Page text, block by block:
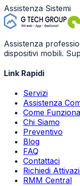
Assistenza Sistemi
Assistenza
dispositivi mobili.
Link Rapidi
Servizi
Assistenza
Come Funziona
Chi Siamo
Preventivo
Blog
FAQ
Contattaci
Richiedi
RMM Central